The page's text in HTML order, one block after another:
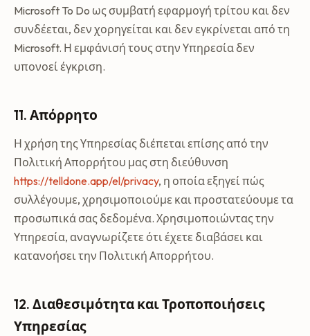
Microsoft To Do ως συμβατή εφαρμογή τρίτου και δεν
συνδέεται, δεν χορηγείται και δεν εγκρίνεται από τη
Microsoft. Η εμφάνισή τους στην Υπηρεσία δεν
υπονοεί έγκριση.
11. Απόρρητο
Η χρήση της Υπηρεσίας διέπεται επίσης από την
Πολιτική Απορρήτου μας στη διεύθυνση
https://telldone.app/el/privacy, η οποία εξηγεί πώς
συλλέγουμε, χρησιμοποιούμε και προστατεύουμε τα
προσωπικά σας δεδομένα. Χρησιμοποιώντας την
Υπηρεσία, αναγνωρίζετε ότι έχετε διαβάσει και
κατανοήσει την Πολιτική Απορρήτου.
12. Διαθεσιμότητα και Τροποποιήσεις
Υπηρεσίας